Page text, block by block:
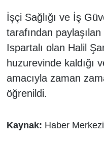
İşçi Sağlığı ve İş
tarafından
Ispartalı olan Halil
huzurevinde kaldığı
amacıyla zaman
öğrenildi.
Kaynak: Haber Merkezi